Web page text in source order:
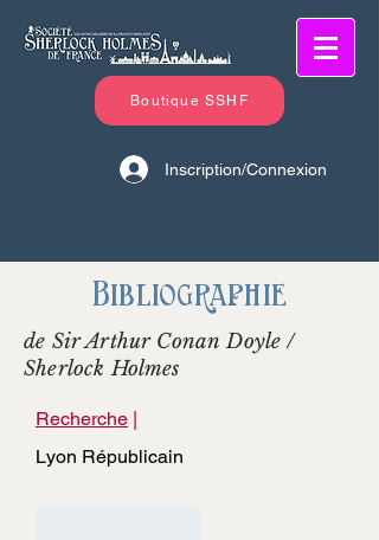
Boutique SSHF
Inscription/Connexion
Bibliographie
de Sir Arthur Conan Doyle /
Sherlock Holmes
Recherche |
Lyon Républicain